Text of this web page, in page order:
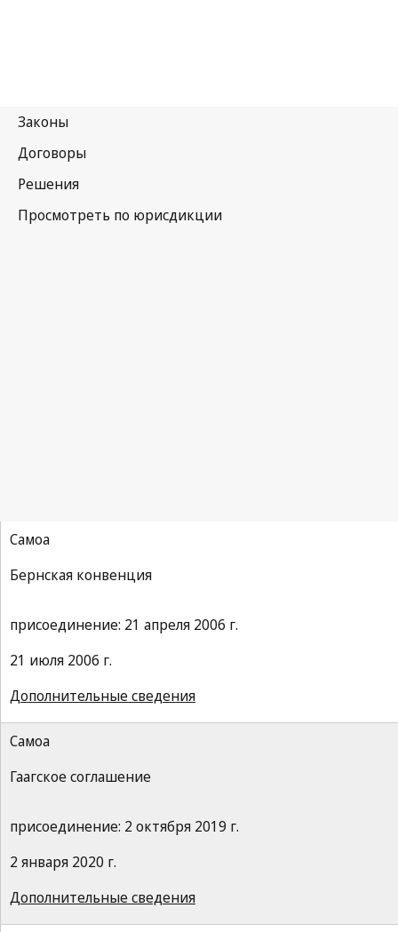
Самоа
Бернская конвенция
присоединение: 21 апреля 2006 г.
21 июля 2006 г.
Дополнительные сведения
Самоа
Гаагское соглашение
присоединение: 2 октября 2019 г.
2 января 2020 г.
Дополнительные сведения